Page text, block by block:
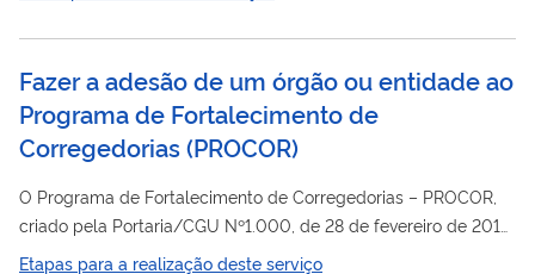
previstas nos oito eixos da Estratégia. Deve ser utilizado
Ministério do Desenvolvimento e Assistência Social, Família e
Combate à Fome (MDS) para integrar a...
Fazer a adesão de um órgão ou entidade ao
Programa de Fortalecimento de
Corregedorias(PROCOR)
O Programa de Fortalecimento de Corregedorias – PROCOR,
criado pela Portaria/CGU Nº1.000, de 28 de fevereiro de 2019,
visa apoiar os órgãos e as entidades da União, dos Estados, do
Etapas para a realização deste serviço